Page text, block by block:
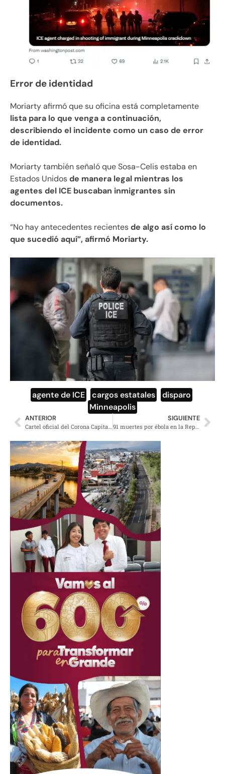
Error de identidad
Moriarty afirmó que su oficina está completamente
lista para lo que venga a continuación,
describiendo el incidente como un caso de error
de identidad.
Moriarty también señaló que Sosa-Celis estaba en
Estados Unidosde manera legal mientras los
agentes del ICE buscaban inmigrantes sin
documentos.
“No hay antecedentes recientesde algo así como lo
que sucedió aquí”, afirmó Moriarty.
agente de ICE cargos estatales disparo
Minneapolis
ANTERIOR
Cartel oficial del Corona Capital 2026, fechas y preventa
SIGUIENTE
91 muertes por ébola en la República Democrática del Congo